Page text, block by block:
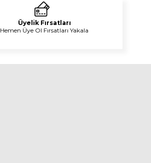
Üyelik Fırsatları
Hemen Üye Ol Fırsatları Yakala